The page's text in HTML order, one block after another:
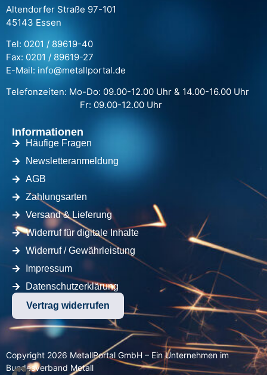
Altendorfer Straße 97-101
45143 Essen
Tel: 0201 / 89619-40
Fax: 0201 / 89619-27
E-Mail: info@metallportal.de
Telefonzeiten: Mo-Do: 09.00-12.00 Uhr & 14.00-16.00 Uhr
Fr: 09.00-12.00 Uhr
Informationen
Häufige Fragen
Newsletteranmeldung
AGB
Zahlungsarten
Versand & Lieferung
Widerruf für digitale Inhalte
Widerruf / Gewährleistung
Impressum
Datenschutzerklärung
Vertrag widerrufen
Copyright 2026 MetallPortal GmbH – Ein Unternehmen im
Bundesverband Metall